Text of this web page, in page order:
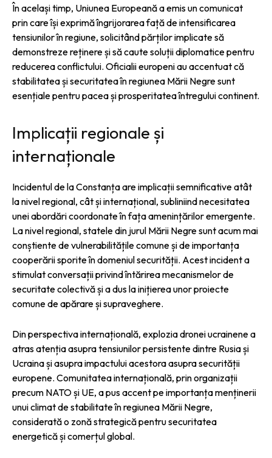
În același timp, Uniunea Europeană a emis un comunicat
prin care își exprimă îngrijorarea față de intensificarea
tensiunilor în regiune, solicitând părților implicate să
demonstreze reținere și să caute soluții diplomatice pentru
reducerea conflictului. Oficialii europeni au accentuat că
stabilitatea și securitatea în regiunea Mării Negre sunt
esențiale pentru pacea și prosperitatea întregului continent.
Implicații regionale și
internaționale
Incidentul de la Constanța are implicații semnificative atât
la nivel regional, cât și internațional, subliniind necesitatea
unei abordări coordonate în fața amenințărilor emergente.
La nivel regional, statele din jurul Mării Negre sunt acum mai
conștiente de vulnerabilitățile comune și de importanța
cooperării sporite în domeniul securității. Acest incident a
stimulat conversații privind întărirea mecanismelor de
securitate colectivă și a dus la inițierea unor proiecte
comune de apărare și supraveghere.
Din perspectiva internațională, explozia dronei ucrainene a
atras atenția asupra tensiunilor persistente dintre Rusia și
Ucraina și asupra impactului acestora asupra securității
europene. Comunitatea internațională, prin organizații
precum NATO și UE, a pus accent pe importanța menținerii
unui climat de stabilitate în regiunea Mării Negre,
considerată o zonă strategică pentru securitatea
energetică și comerțul global.